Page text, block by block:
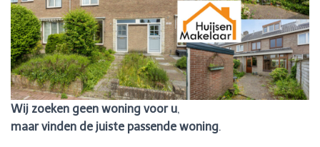
Wij zoeken geen woning voor u,
maar vinden de juiste passende woning.